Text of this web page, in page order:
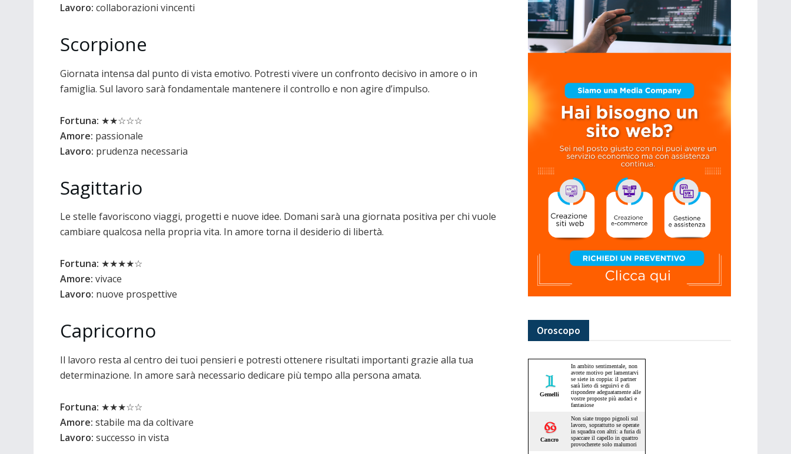
Lavoro: collaborazioni vincenti
Scorpione
Giornata intensa dal punto di vista emotivo. Potresti vivere un confronto decisivo in amore o in
famiglia. Sul lavoro sarà fondamentale mantenere il controllo e non agire d’impulso.
Fortuna: ★★☆☆☆
Amore: passionale
Lavoro: prudenza necessaria
Sagittario
Le stelle favoriscono viaggi, progetti e nuove idee. Domani sarà una giornata positiva per chi vuole
cambiare qualcosa nella propria vita. In amore torna il desiderio di libertà.
Fortuna: ★★★★☆
Amore: vivace
Lavoro: nuove prospettive
Capricorno
Il lavoro resta al centro dei tuoi pensieri e potresti ottenere risultati importanti grazie alla tua
determinazione. In amore sarà necessario dedicare più tempo alla persona amata.
Fortuna: ★★★☆☆
Amore: stabile ma da coltivare
Lavoro: successo in vista
Oroscopo